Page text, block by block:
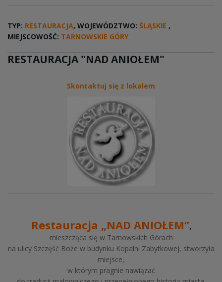
TYP: RESTAURACJA, WOJEWÓDZTWO: ŚLĄSKIE ,
MIEJSCOWOŚĆ: TARNOWSKIE GÓRY
RESTAURACJA "NAD ANIOŁEM"
Skontaktuj się z lokalem
Restauracja „NAD ANIOŁEM”,
mieszcząca się w Tarnowskich Górach
na ulicy Szczęść Boże w budynku Kopalni Zabytkowej, stworzyła
miejsce,
w którym pragnie nawiązać